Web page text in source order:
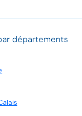
départements